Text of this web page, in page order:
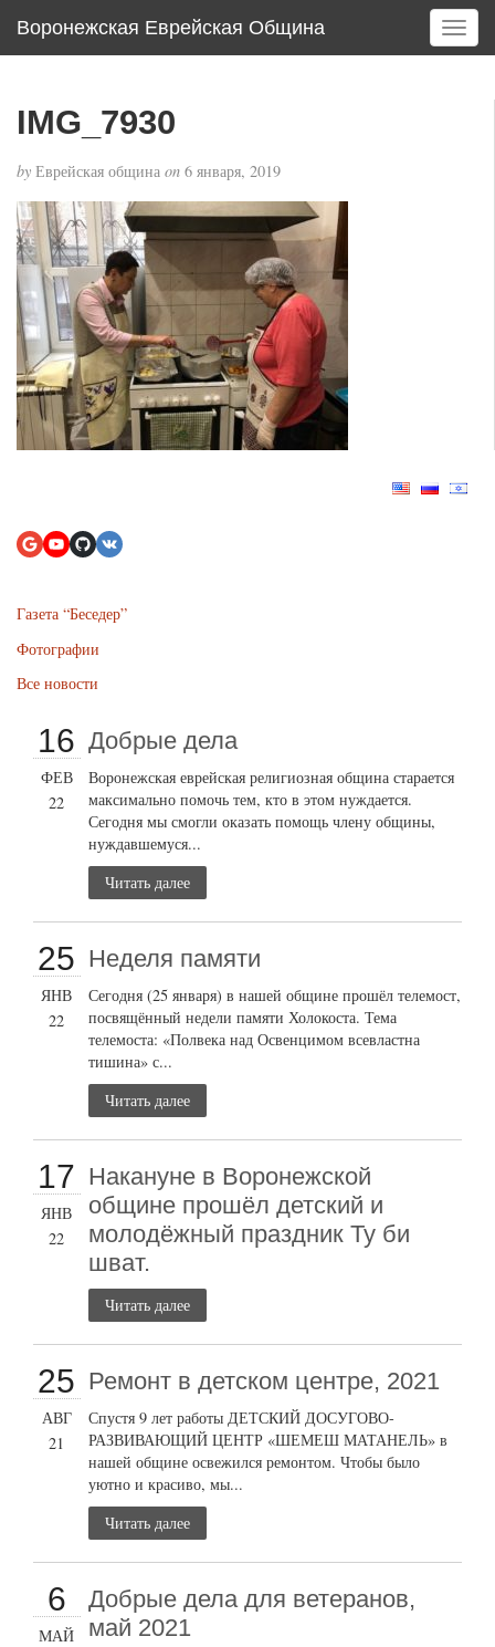
Воронежская Еврейская Община
T
o
IMG_7930
by Еврейская община on 6 января, 2019
Газета “Беседер”
Фотографии
Все новости
16
ФЕВ
22
Добрые дела
Воронежская еврейская религиозная община старается
максимально помочь тем, кто в этом нуждается.
Сегодня мы смогли оказать помощь члену общины,
нуждавшемуся...
Читать далее
25
ЯНВ
22
Неделя памяти
Сегодня (25 января) в нашей общине прошёл телемост,
посвящённый недели памяти Холокоста. Тема
телемоста: «Полвека над Освенцимом всевластна
тишина» с...
Читать далее
17
ЯНВ
22
Накануне в Воронежской
общине прошёл детский и
молодёжный праздник Ту би
шват.
Читать далее
25
АВГ
21
Ремонт в детском центре, 2021
Спустя 9 лет работы ДЕТСКИЙ ДОСУГОВО-
РАЗВИВАЮЩИЙ ЦЕНТР «ШЕМЕШ МАТАНЕЛЬ» в
нашей общине освежился ремонтом. Чтобы было
уютно и красиво, мы...
Читать далее
6
МАЙ
Добрые дела для ветеранов,
май 2021